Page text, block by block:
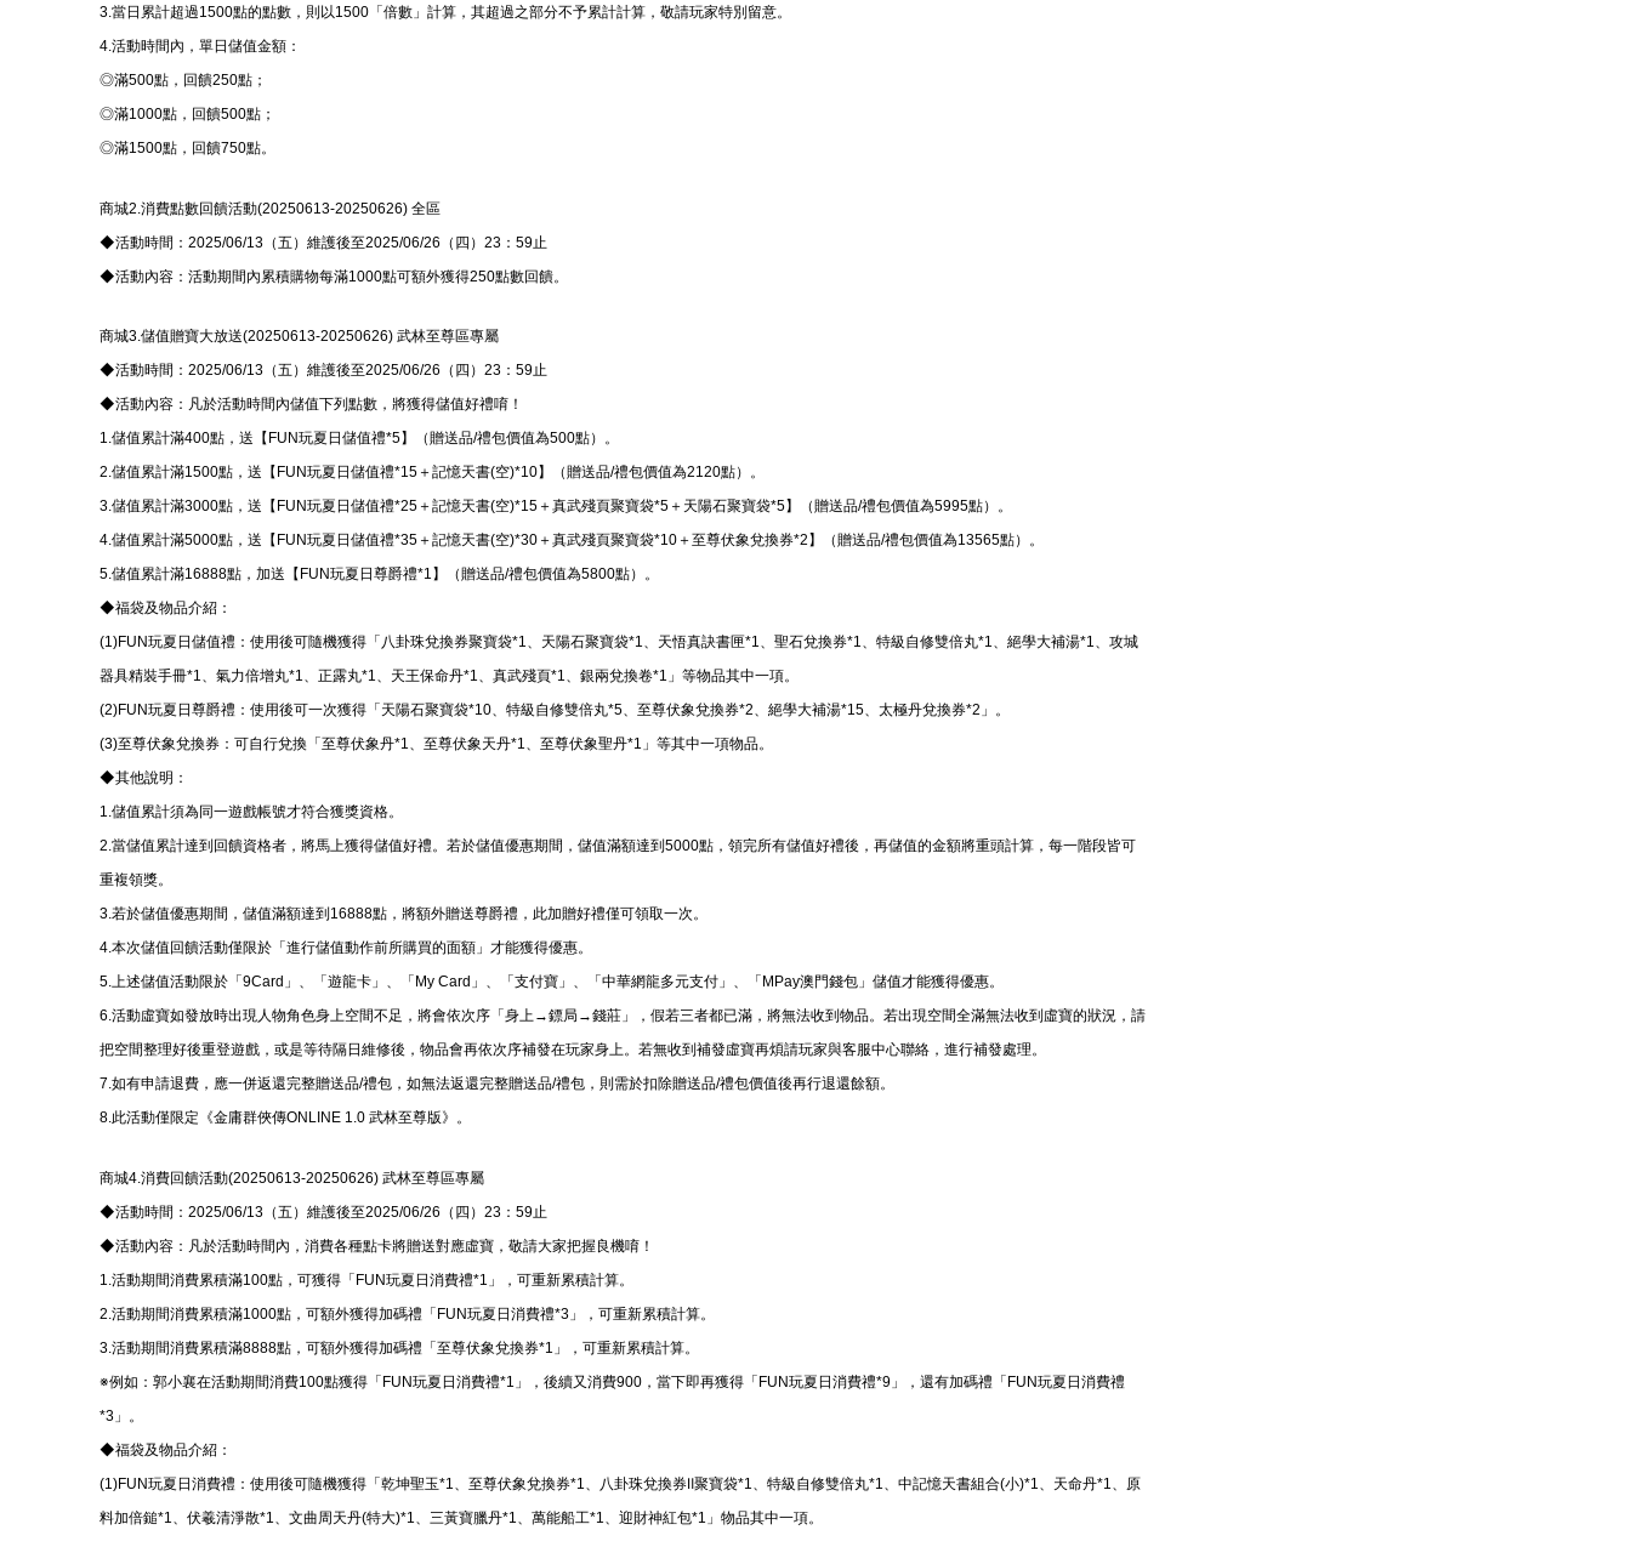
3.當日累計超過1500點的點數，則以1500「倍數」計算，其超過之部分不予累計計算，敬請玩家特別留意。
4.活動時間內，單日儲值金額：
◎滿500點，回饋250點；
◎滿1000點，回饋500點；
◎滿1500點，回饋750點。
商城2.消費點數回饋活動(20250613-20250626) 全區
◆活動時間：2025/06/13（五）維護後至2025/06/26（四）23：59止
◆活動內容：活動期間內累積購物每滿1000點可額外獲得250點數回饋。
商城3.儲值贈寶大放送(20250613-20250626) 武林至尊區專屬
◆活動時間：2025/06/13（五）維護後至2025/06/26（四）23：59止
◆活動內容：凡於活動時間內儲值下列點數，將獲得儲值好禮唷！
1.儲值累計滿400點，送【FUN玩夏日儲值禮*5】（贈送品/禮包價值為500點）。
2.儲值累計滿1500點，送【FUN玩夏日儲值禮*15＋記憶天書(空)*10】（贈送品/禮包價值為2120點）。
3.儲值累計滿3000點，送【FUN玩夏日儲值禮*25＋記憶天書(空)*15＋真武殘頁聚寶袋*5＋天陽石聚寶袋*5】（贈送品/禮包價值為5995點）。
4.儲值累計滿5000點，送【FUN玩夏日儲值禮*35＋記憶天書(空)*30＋真武殘頁聚寶袋*10＋至尊伏象兌換券*2】（贈送品/禮包價值為13565點）。
5.儲值累計滿16888點，加送【FUN玩夏日尊爵禮*1】（贈送品/禮包價值為5800點）。
◆福袋及物品介紹：
(1)FUN玩夏日儲值禮：使用後可隨機獲得「八卦珠兌換券聚寶袋*1、天陽石聚寶袋*1、天悟真訣書匣*1、聖石兌換券*1、特級自修雙倍丸*1、絕學大補湯*1、攻城
器具精裝手冊*1、氣力倍增丸*1、正露丸*1、天王保命丹*1、真武殘頁*1、銀兩兌換卷*1」等物品其中一項。
(2)FUN玩夏日尊爵禮：使用後可一次獲得「天陽石聚寶袋*10、特級自修雙倍丸*5、至尊伏象兌換券*2、絕學大補湯*15、太極丹兌換券*2」。
(3)至尊伏象兌換券：可自行兌換「至尊伏象丹*1、至尊伏象天丹*1、至尊伏象聖丹*1」等其中一項物品。
◆其他說明：
1.儲值累計須為同一遊戲帳號才符合獲獎資格。
2.當儲值累計達到回饋資格者，將馬上獲得儲值好禮。若於儲值優惠期間，儲值滿額達到5000點，領完所有儲值好禮後，再儲值的金額將重頭計算，每一階段皆可
重複領獎。
3.若於儲值優惠期間，儲值滿額達到16888點，將額外贈送尊爵禮，此加贈好禮僅可領取一次。
4.本次儲值回饋活動僅限於「進行儲值動作前所購買的面額」才能獲得優惠。
5.上述儲值活動限於「9Card」、「遊龍卡」、「My Card」、「支付寶」、「中華網龍多元支付」、「MPay澳門錢包」儲值才能獲得優惠。
6.活動虛寶如發放時出現人物角色身上空間不足，將會依次序「身上→鏢局→錢莊」，假若三者都已滿，將無法收到物品。若出現空間全滿無法收到虛寶的狀況，請
把空間整理好後重登遊戲，或是等待隔日維修後，物品會再依次序補發在玩家身上。若無收到補發虛寶再煩請玩家與客服中心聯絡，進行補發處理。
7.如有申請退費，應一併返還完整贈送品/禮包，如無法返還完整贈送品/禮包，則需於扣除贈送品/禮包價值後再行退還餘額。
8.此活動僅限定《金庸群俠傳ONLINE 1.0 武林至尊版》。
商城4.消費回饋活動(20250613-20250626) 武林至尊區專屬
◆活動時間：2025/06/13（五）維護後至2025/06/26（四）23：59止
◆活動內容：凡於活動時間內，消費各種點卡將贈送對應虛寶，敬請大家把握良機唷！
1.活動期間消費累積滿100點，可獲得「FUN玩夏日消費禮*1」，可重新累積計算。
2.活動期間消費累積滿1000點，可額外獲得加碼禮「FUN玩夏日消費禮*3」，可重新累積計算。
3.活動期間消費累積滿8888點，可額外獲得加碼禮「至尊伏象兌換券*1」，可重新累積計算。
※例如：郭小襄在活動期間消費100點獲得「FUN玩夏日消費禮*1」，後續又消費900，當下即再獲得「FUN玩夏日消費禮*9」，還有加碼禮「FUN玩夏日消費禮
*3」。
◆福袋及物品介紹：
(1)FUN玩夏日消費禮：使用後可隨機獲得「乾坤聖玉*1、至尊伏象兌換券*1、八卦珠兌換券Ⅱ聚寶袋*1、特級自修雙倍丸*1、中記憶天書組合(小)*1、天命丹*1、原
料加倍鎚*1、伏羲清淨散*1、文曲周天丹(特大)*1、三黃寶臘丹*1、萬能船工*1、迎財神紅包*1」物品其中一項。